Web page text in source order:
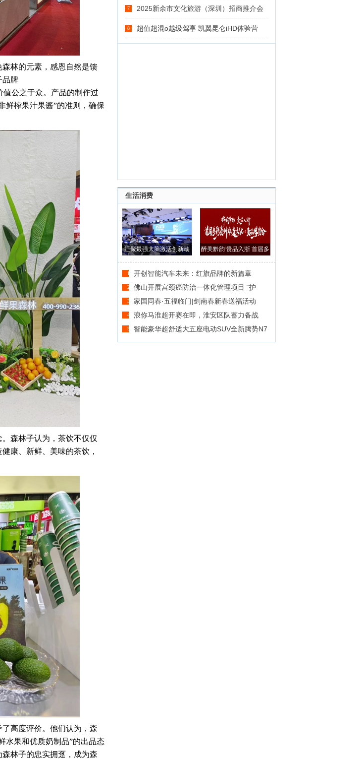
林的元素，感恩自然是馈
品牌
值公之于众。产品的制作过
鲜榨果汁果酱”的准则，确保
森林子认为，茶饮不仅仅
康、新鲜、美味的茶饮，
高度评价。他们认为，森
水果和优质奶制品”的出品态
林子的忠实拥趸，成为森
7 2025新余市文化旅游（深圳）招商推介会
8 超值超混o越级驾享 凯翼昆仑iHD体验营
生活消费
汇聚最强大脑激活创新动
能，以赛促转
醉美黔韵 贵品入浙 首届多
彩贵州非遗
1 开创智能汽车未来：红旗品牌的新篇章
2 佛山开展宫颈癌防治一体化管理项目 “护
3 家国同春·五福临门|剑南春新春送福活动
4 浪你马淮超开赛在即，淮安区队蓄力备战
5 智能豪华超舒适大五座电动SUV全新腾势N7